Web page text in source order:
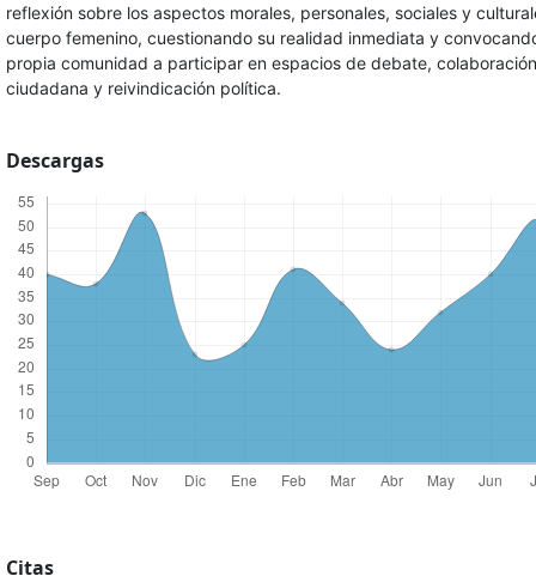
reflexión sobre los aspectos morales, personales, sociales y
cuerpo femenino, cuestionando su realidad inmediata y
propia comunidad a participar en espacios de debate, colaboración
ciudadana y reivindicación política.
Descargas
Citas